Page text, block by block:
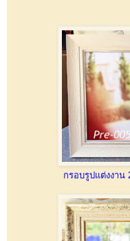
กรอบรูปแต่งงาน